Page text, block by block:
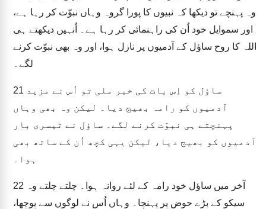
وہ پہنچے تو دیکھا کہ نبیوں کا پورا گروہ وہاں نبوّت کر رہا ہے،
اور سموایل خود اُن کی راہنمائی کر رہا ہے۔ اُنہیں دیکھتے ہی
اللہ کا روح ساؤل کے آدمیوں پر نازل ہوا، اور وہ بھی نبوّت کرنے
لگے۔
21
آدمیوں کو رامہ بھیج دیا۔ لیکن وہ بھی وہاں
پہنچتے ہی نبوّت کرنے لگے۔ ساؤل نے تیسری بار
آدمیوں کو بھیج دیا، لیکن یہی کچھ اُن کے ساتھ بھی
ہوا۔
22
سیکو کے بڑے حوض پر پہنچا۔ وہاں اُس نے لوگوں سے پوچھا،